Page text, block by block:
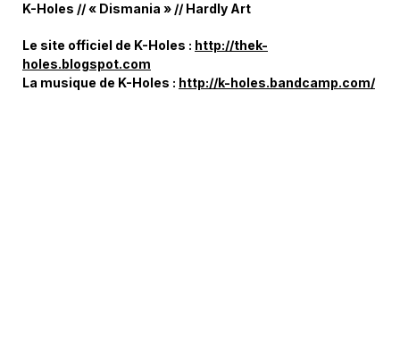
K-Holes // « Dismania » // Hardly Art
Le site officiel de K-Holes : http://thek-
holes.blogspot.com
La musique de K-Holes : http://k-holes.bandcamp.com/